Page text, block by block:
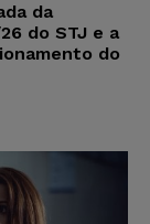
da
do STJ e a
do